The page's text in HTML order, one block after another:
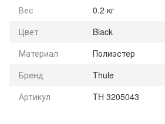
Вес
0.2 кг
Цвет
Black
Материал
Полиэстер
Бренд
Thule
Артикул
TH 3205043